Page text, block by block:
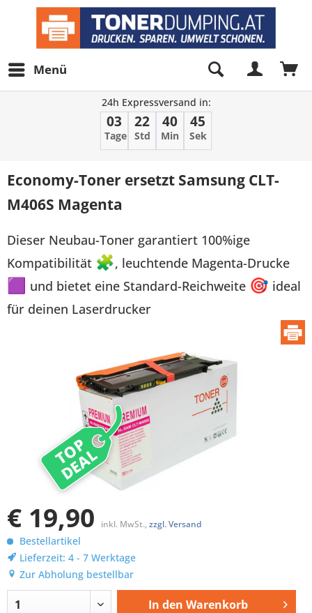
Menü
24h Expressversand in:
03
Tage
22
Std
40
Min
45
Sek
Economy-Toner ersetzt Samsung CLT-
M406S Magenta
Dieser Neubau-Toner garantiert 100%ige
Kompatibilität 🧩, leuchtende Magenta-Drucke
🟪
und bietet eine Standard-Reichweite 🎯 ideal
für deinen Laserdrucker
TOP
DEAL
€ 19,90 inkl. MwSt., zzgl. Versand
Bestellartikel
Lieferzeit: 4 - 7 Werktage
Zur Abholung bestellbar
In den Warenkorb